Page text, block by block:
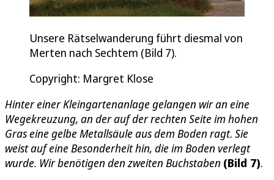
Unsere Rätselwanderung führt diesmal von
Merten nach Sechtem (Bild 7).
Copyright: Margret Klose
Hinter einer Kleingartenanlage gelangen wir an eine
Wegekreuzung, an der auf der rechten Seite im hohen
Gras eine gelbe Metallsäule aus dem Boden ragt. Sie
weist auf eine Besonderheit hin, die im Boden verlegt
wurde. Wir benötigen den zweiten Buchstaben (Bild 7).